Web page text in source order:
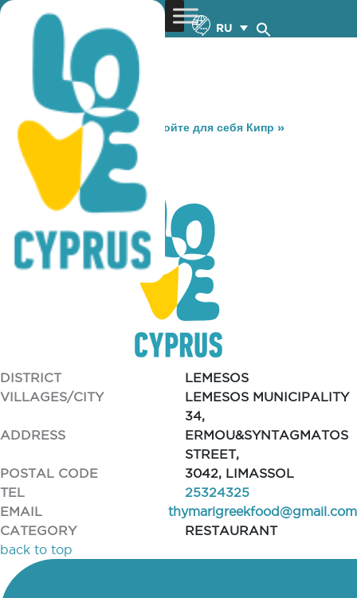
RU
You are here: Home »Откройте для себя Кипр »
Gastronomy
» THIMARI
THIMARI
DISTRICT
LEMESOS
VILLAGES/CITY
LEMESOS MUNICIPALITY
ADDRESS
34,
ERMOU&SYNTAGMATOS
STREET,
POSTAL CODE
3042, LIMASSOL
TEL
25324325
EMAIL
thymarigreekfood@gmail.com
CATEGORY
RESTAURANT
back to top